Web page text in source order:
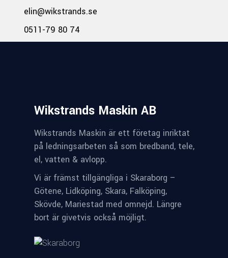
elin@wikstrands.se
0511-79 80 74
Wikstrands Maskin AB
Wikstrands Maskin är ett företag inriktat
på ledningsarbeten så som bredband, tele,
el, vatten & avlopp.
Vi är främst tillgängliga i Skaraborg –
Götene, Lidköping, Skara, Falköping,
Skövde, Mariestad med omnejd. Längre
bort är givetvis också möjligt.